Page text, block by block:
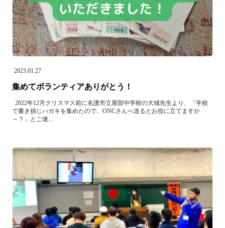
2023.01.27
集めてボランティアありがとう！
2022年12月クリスマス前に名護市立屋部中学校の大城先生より、「学校
で書き損じハガキを集めたので、ONCさんへ送るとお役に立てますか
～？」とご連…